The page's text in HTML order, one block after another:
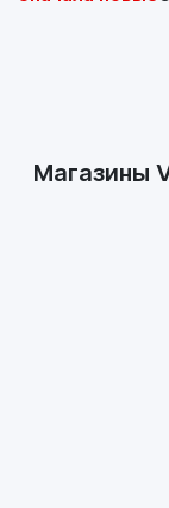
Магазины